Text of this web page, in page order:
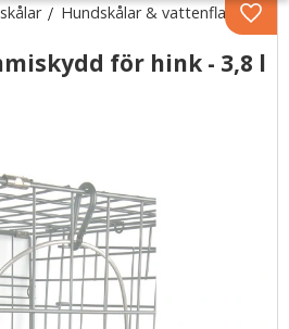
Hundskålar & vattenflaskor
för hink - 3,8 l